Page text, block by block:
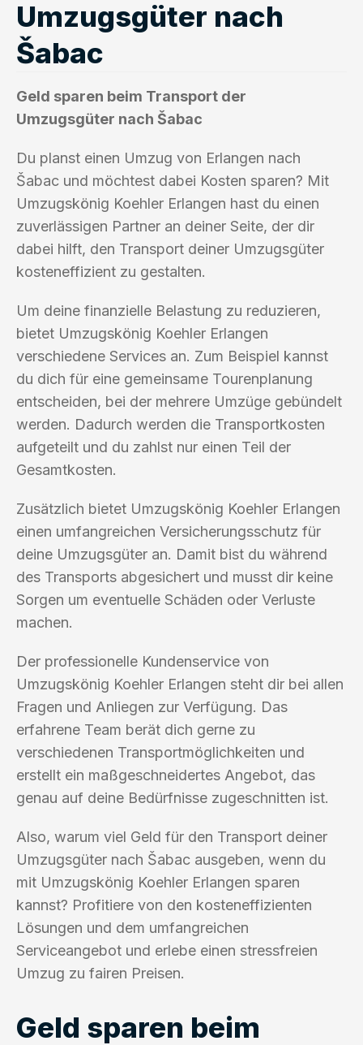
Umzugsgüter nach
Šabac
Geld sparen beim Transport der
Umzugsgüter nach Šabac
Du planst einen Umzug von Erlangen nach
Šabac und möchtest dabei Kosten sparen? Mit
Umzugskönig Koehler Erlangen hast du einen
zuverlässigen Partner an deiner Seite, der dir
dabei hilft, den Transport deiner Umzugsgüter
kosteneffizient zu gestalten.
Um deine finanzielle Belastung zu reduzieren,
bietet Umzugskönig Koehler Erlangen
verschiedene Services an. Zum Beispiel kannst
du dich für eine gemeinsame Tourenplanung
entscheiden, bei der mehrere Umzüge gebündelt
werden. Dadurch werden die Transportkosten
aufgeteilt und du zahlst nur einen Teil der
Gesamtkosten.
Zusätzlich bietet Umzugskönig Koehler Erlangen
einen umfangreichen Versicherungsschutz für
deine Umzugsgüter an. Damit bist du während
des Transports abgesichert und musst dir keine
Sorgen um eventuelle Schäden oder Verluste
machen.
Der professionelle Kundenservice von
Umzugskönig Koehler Erlangen steht dir bei allen
Fragen und Anliegen zur Verfügung. Das
erfahrene Team berät dich gerne zu
verschiedenen Transportmöglichkeiten und
erstellt ein maßgeschneidertes Angebot, das
genau auf deine Bedürfnisse zugeschnitten ist.
Also, warum viel Geld für den Transport deiner
Umzugsgüter nach Šabac ausgeben, wenn du
mit Umzugskönig Koehler Erlangen sparen
kannst? Profitiere von den kosteneffizienten
Lösungen und dem umfangreichen
Serviceangebot und erlebe einen stressfreien
Umzug zu fairen Preisen.
Geld sparen beim